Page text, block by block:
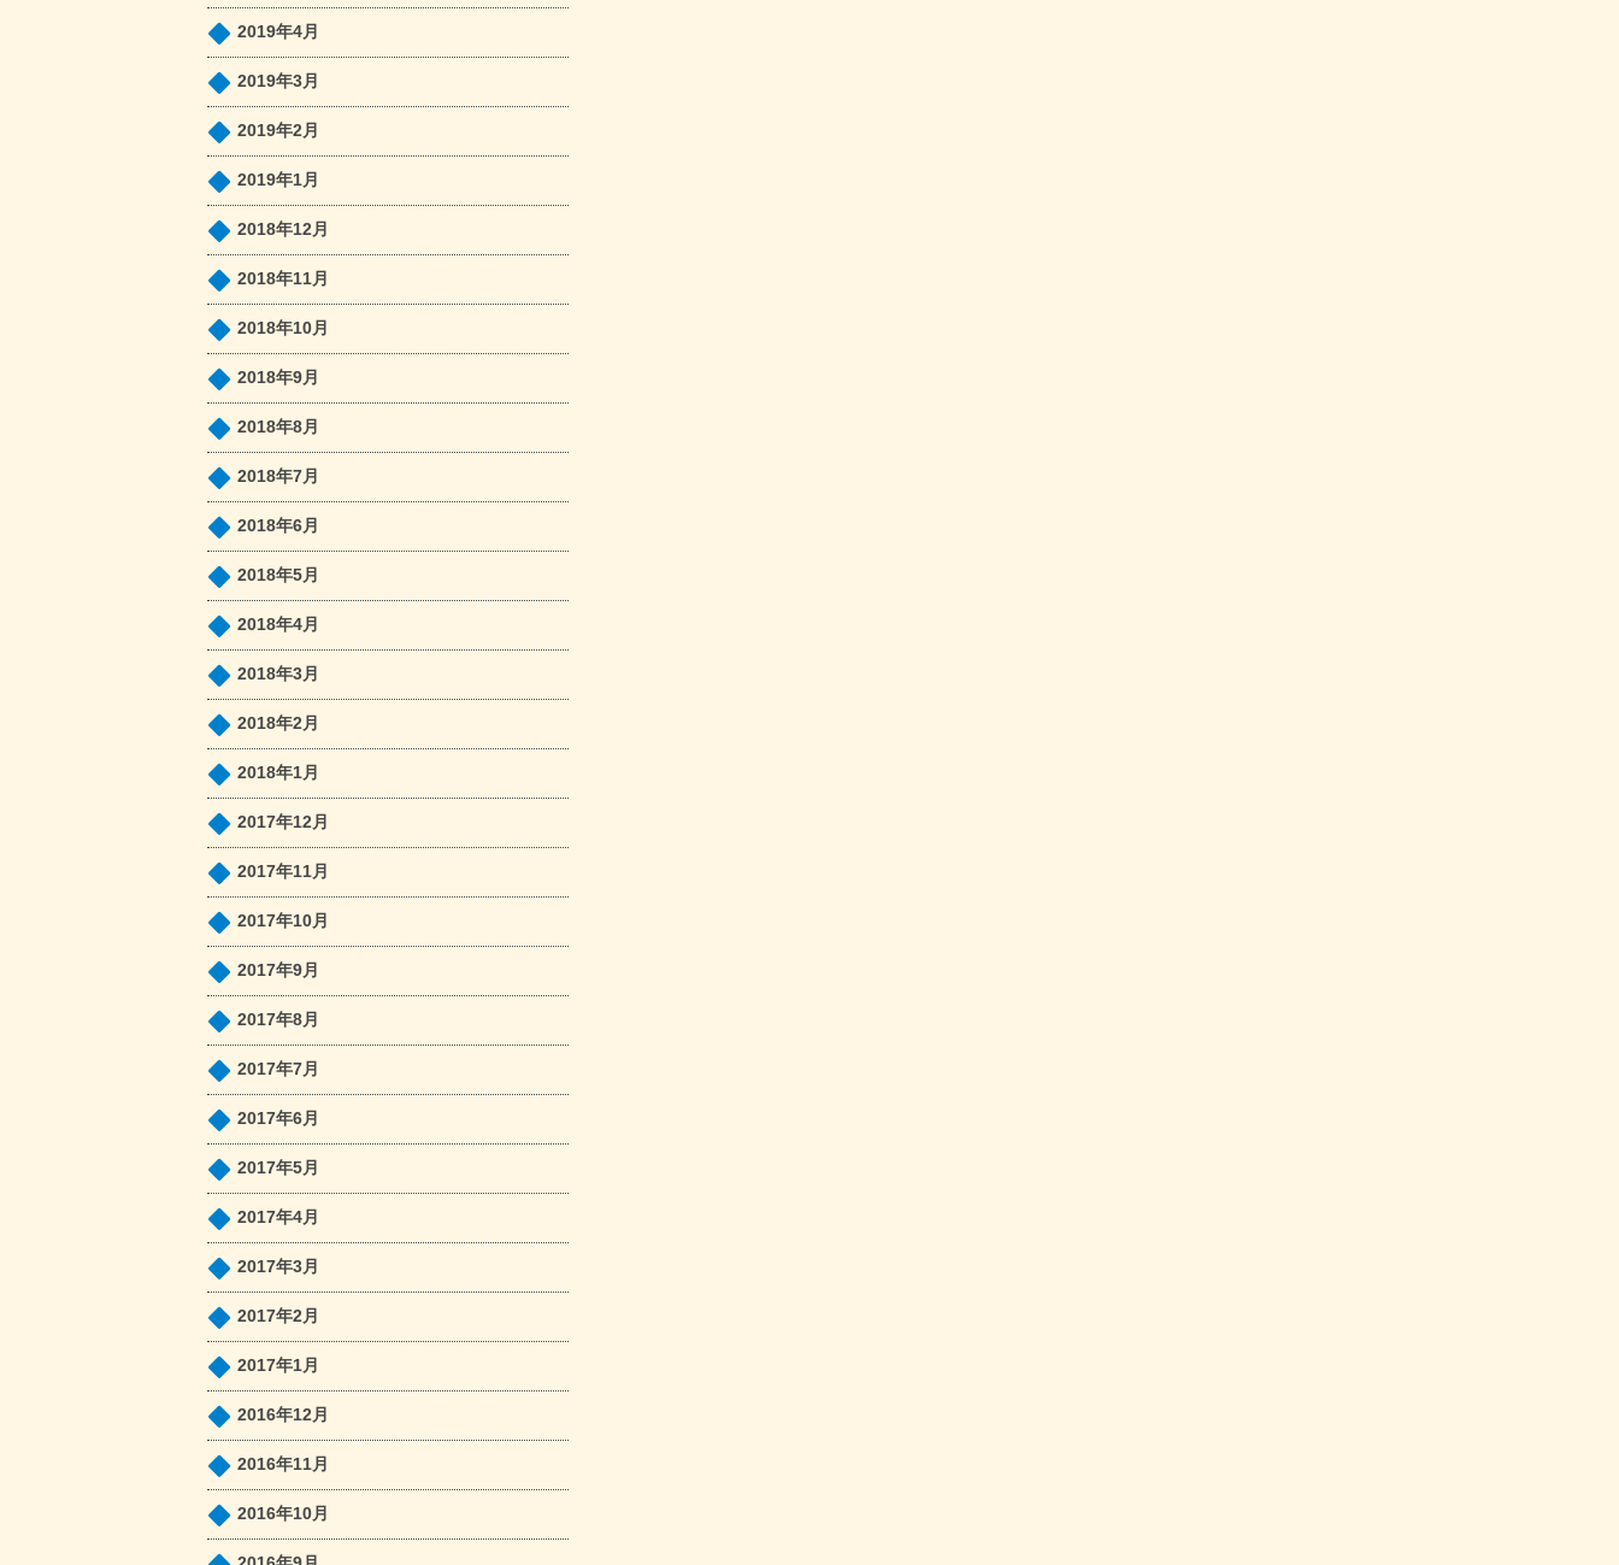
2019年4月
2019年3月
2019年2月
2019年1月
2018年12月
2018年11月
2018年10月
2018年9月
2018年8月
2018年7月
2018年6月
2018年5月
2018年4月
2018年3月
2018年2月
2018年1月
2017年12月
2017年11月
2017年10月
2017年9月
2017年8月
2017年7月
2017年6月
2017年5月
2017年4月
2017年3月
2017年2月
2017年1月
2016年12月
2016年11月
2016年10月